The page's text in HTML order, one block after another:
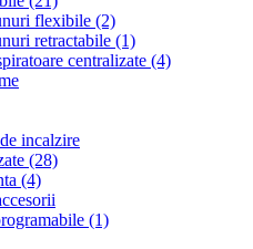
flexibile (2)
retractabile (1)
centralizate (4)
incalzire
(28)
(4)
(1)